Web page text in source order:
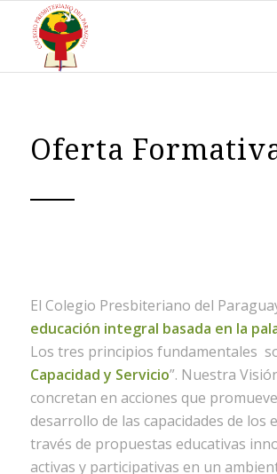
Oferta
El Colegio Presbiteriano del
educación integral basada en la
Los tres principios fundamentales
Capacidad y Servicio”. Nuestra
concretan en acciones que
desarrollo de las capacidades de los
través de propuestas educativas
activas y participativas en un